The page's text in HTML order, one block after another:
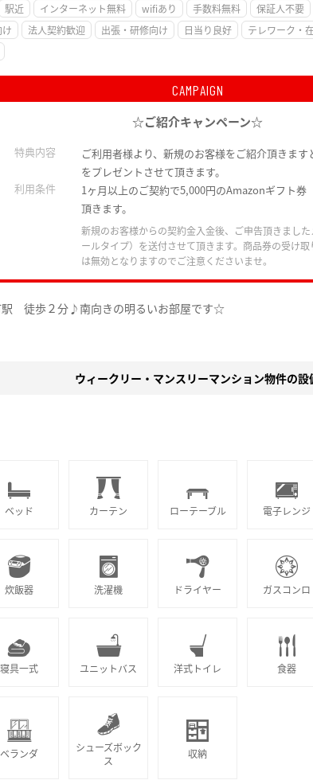
駅近 インターネット無料 wifiあり 手数料無料 保証人不要
法人契約歓迎 出張・研修向け 日当り良好 テレワーク・
CAMPAIGN
☆ご紹介キャンペーン☆
特典内容
ご利用者様より、新規のお客様をご紹介頂きます
をプレゼントさせて頂きます。
利用条件
1ヶ月以上のご契約で5,000円のAmazonギフト券
頂きます。
新規のお客様からの契約金入金後、ご申告頂きまし
ールタイプ）を送付させて頂きます。商品券の受け
は無効となりますのでご注意くださいませ。
徒歩２分♪南向きの明るいお部屋です☆
ウィークリー・マンスリーマンション物件の設
ベッド カーテン ローテーブル 電子レンジ
炊飯器 洗濯機 ドライヤー ガスコンロ
寝具一式 ユニットバス 洋式トイレ 食器
ベランダ
シューズボック
ス
収納